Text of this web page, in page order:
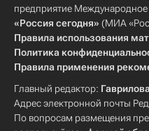
предприятие
«Россия сегодня» (МИА
Правила использования
Политика
Правила применения
Главный редактор:
Адрес электронной почты
По вопросам размещения